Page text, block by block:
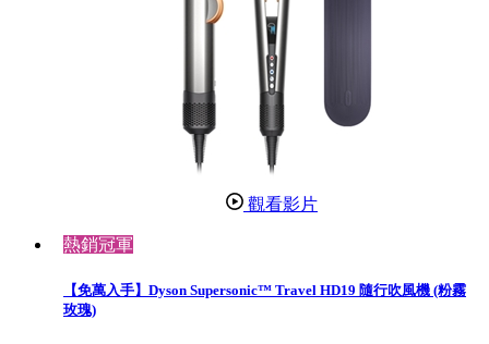
觀看影片
熱銷冠軍
【免萬入手】Dyson Supersonic™ Travel HD19 隨行吹風機 (粉霧
玫瑰)